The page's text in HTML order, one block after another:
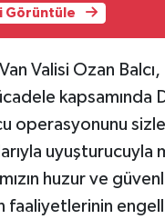
Görüntüle
Valisi Ozan
operasyonunu
uyuşturucuyla
huzur ve
faaliyetlerinin